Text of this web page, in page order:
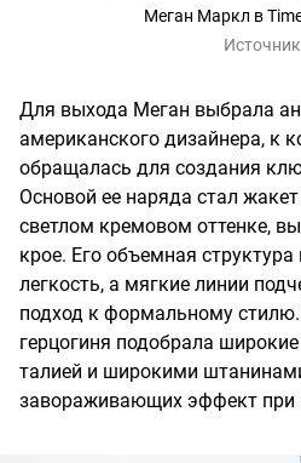
Меган Маркл в
Для выхода Меган выбрала
американского дизайнера, к
обращалась для создания
Основой ее наряда стал
светлом кремовом оттенке,
крое. Его объемная
легкость, а мягкие линии
подход к формальному
герцогиня подобрала
талией и широкими
завораживающих эффект